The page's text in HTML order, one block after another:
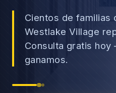
Accidentes de Auto
Accidentes de Camión
Cientos de familias
Westlake Village
Consulta gratis
ganamos.